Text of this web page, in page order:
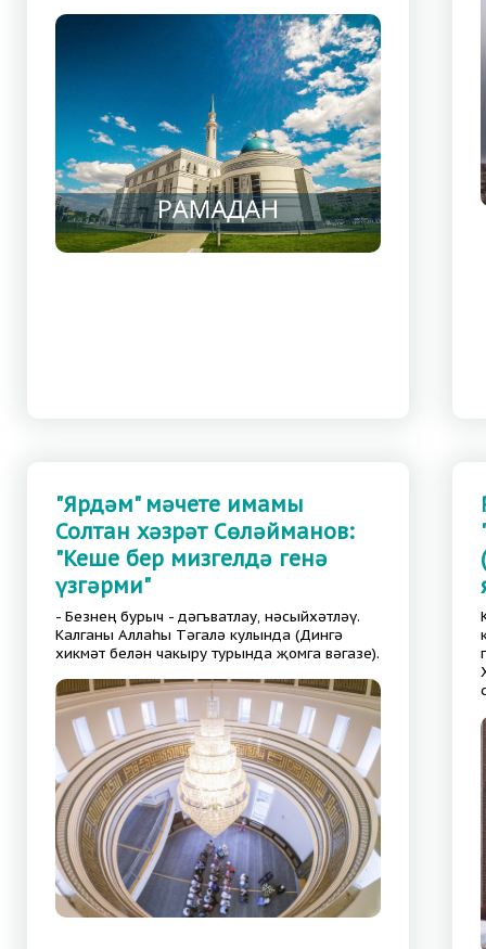
"Ярдәм" мәчете имамы
Солтан хәзрәт Сөләйманов:
"Кеше бер мизгелдә генә
үзгәрми"
- Безнең бурыч - дәгъватлау, нәсыйхәтләү.
Калганы Аллаһы Тәгалә кулында (Дингә
хикмәт белән чакыру турында җомга вәгазе).